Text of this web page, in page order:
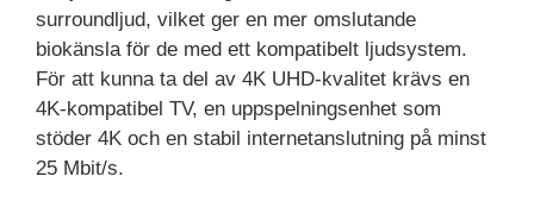
surroundljud, vilket ger en mer omslutande
biokänsla för de med ett kompatibelt ljudsystem.
För att kunna ta del av 4K UHD-kvalitet krävs en
4K-kompatibel TV, en uppspelningsenhet som
stöder 4K och en stabil internetanslutning på minst
25 Mbit/s.